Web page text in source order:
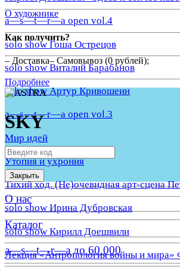
a—s—t—r—a open vol.4
solo show Гоша Острецов
solo show Виталий Барабанов
solo show Артур Кривошеин
a—s—t—r—a open vol.3
Мир идей
Утопия и ухрония
Тихий ход. (Не)очевидная арт-сцена
solo show Ирина Дубровская
solo show Кирилл Доешвили
Лекция «Антропология войны и мира»
О художнике
Как получить?
– Доставка– Самовывоз (0 рублей);
Подробнее
SKY
Закрыть
О нас
Каталог
a—s—t—r—a до 60.000